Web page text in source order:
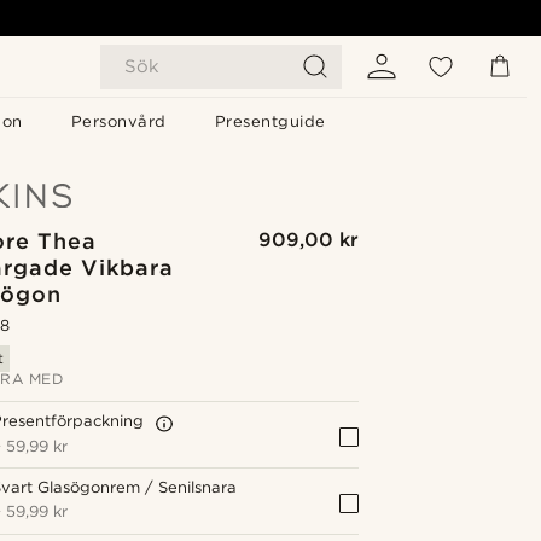
Sök
Personvård Presentguide
Thea
Vikbara
909,00 kr
MED
59,99 kr
Glasögonrem / Senilsnara
59,99 kr